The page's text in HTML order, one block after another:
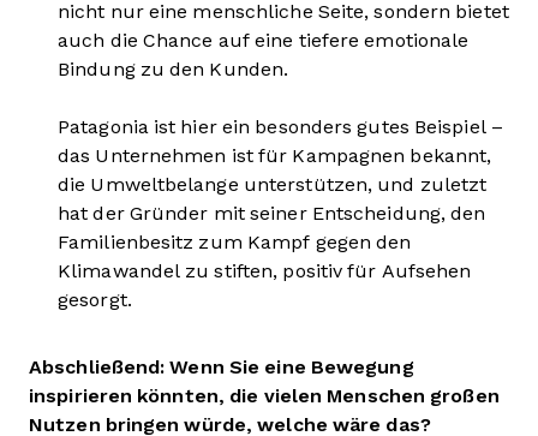
nicht nur eine menschliche Seite, sondern bietet
auch die Chance auf eine tiefere emotionale
Bindung zu den Kunden.
Patagonia ist hier ein besonders gutes Beispiel –
das Unternehmen ist für Kampagnen bekannt,
die Umweltbelange unterstützen, und zuletzt
hat der Gründer mit seiner Entscheidung, den
Familienbesitz zum Kampf gegen den
Klimawandel zu stiften, positiv für Aufsehen
gesorgt.
Abschließend: Wenn Sie eine Bewegung
inspirieren könnten, die vielen Menschen großen
Nutzen bringen würde, welche wäre das?